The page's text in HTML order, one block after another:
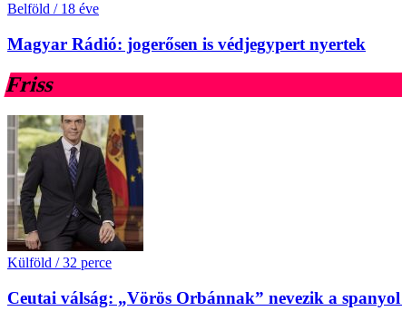
Belföld / 18 éve
Magyar Rádió: jogerősen is védjegypert nyertek
Friss
Külföld / 32 perce
Ceutai válság: „Vörös Orbánnak” nevezik a